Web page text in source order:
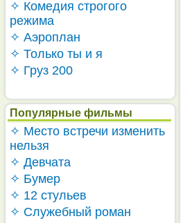
✧ Комедия строгого
режима
✧ Аэроплан
✧ Только ты и я
✧ Груз 200
Популярные фильмы
✧ Место встречи изменить
нельзя
✧ Девчата
✧ Бумер
✧ 12 стульев
✧ Служебный роман